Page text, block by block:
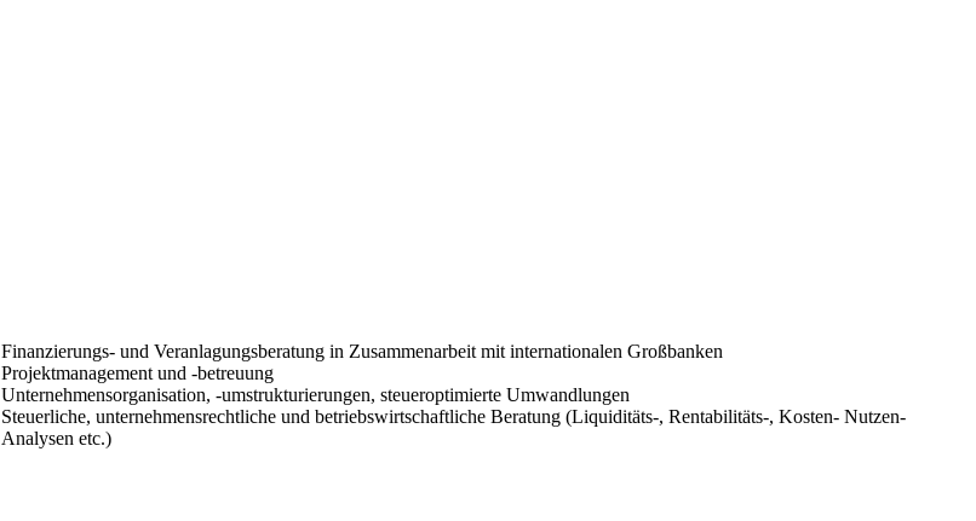
Finanzierungs- und Veranlagungsberatung in Zusammenarbeit mit internationalen Großbanken
Projektmanagement und -betreuung
Unternehmensorganisation, -umstrukturierungen, steueroptimierte Umwandlungen
Steuerliche, unternehmensrechtliche und betriebswirtschaftliche Beratung (Liquiditäts-, Rentabilitäts-, Kosten- Nutzen-
Analysen etc.)